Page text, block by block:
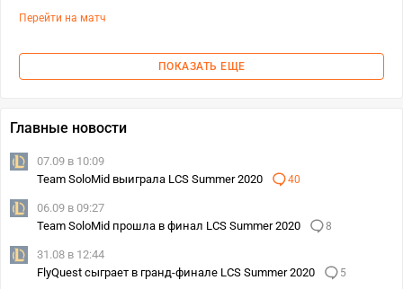
Перейти на матч
ПОКАЗАТЬ ЕЩЕ
Главные новости
07.09 в 10:09
Team SoloMid выиграла LCS Summer 2020
40
06.09 в 09:27
Team SoloMid прошла в финал LCS Summer 2020
8
31.08 в 12:44
FlyQuest сыграет в гранд-финале LCS Summer 2020
5